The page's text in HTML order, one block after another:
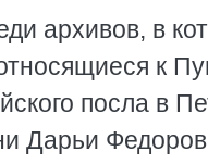
архивов, в
к
посла в
Дарьи